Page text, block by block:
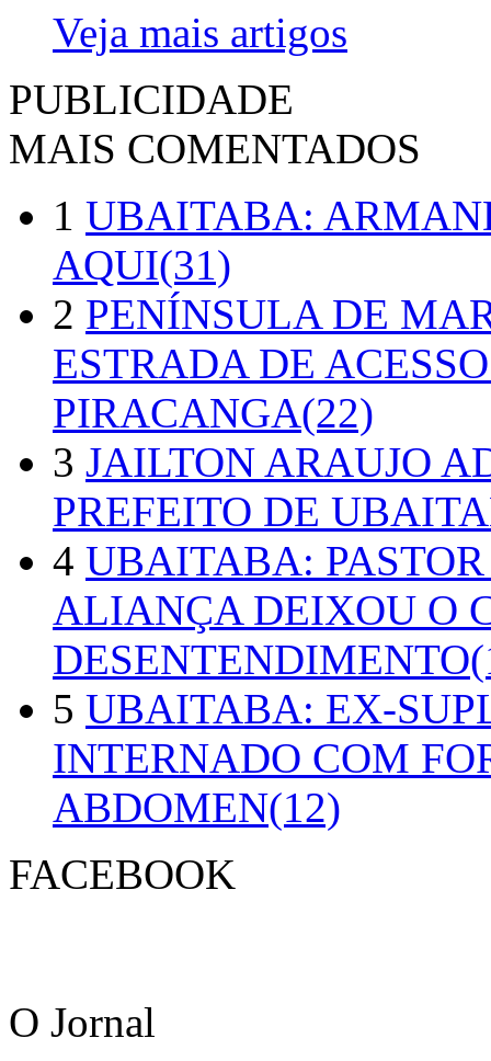
Veja mais artigos
PUBLICIDADE
MAIS COMENTADOS
1 UBAITABA:
AQUI(31)
2 PENÍNSULA DE
ESTRADA DE
PIRACANGA(22)
3 JAILTON ARAUJO
PREFEITO DE
4 UBAITABA:
ALIANÇA DEIXOU O
5 UBAITABA: EX-
INTERNADO COM
ABDOMEN(12)
FACEBOOK
O Jornal